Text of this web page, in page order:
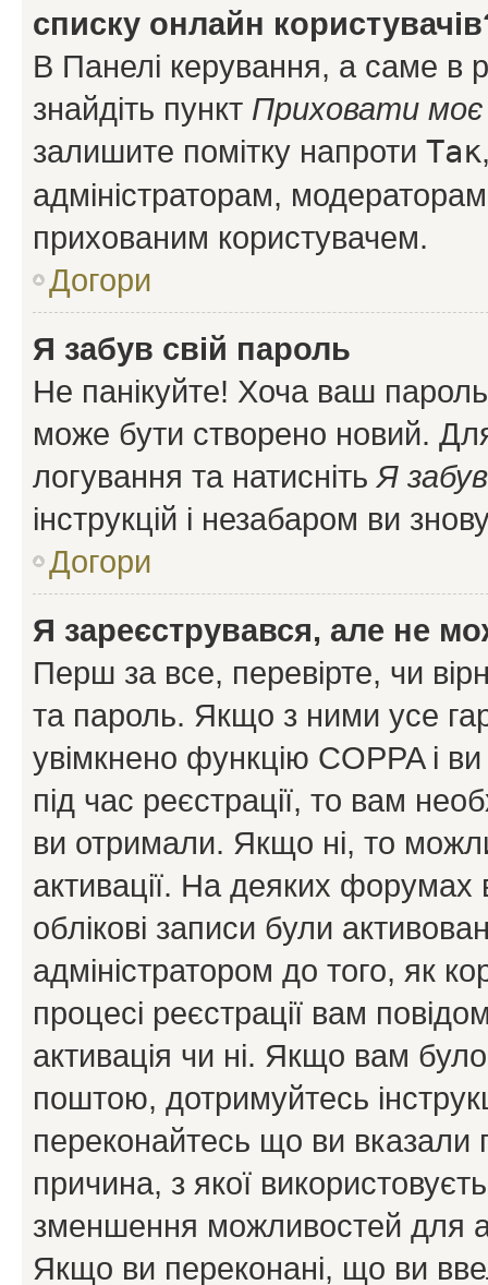
списку онлайн
В Панелі керування, а саме в
знайдіть пункт Приховати моє
залишите помітку напроти Так
адміністраторам,
прихованим користувачем.
Догори
Я забув свій пароль
Не панікуйте! Хоча ваш
може бути створено новий.
логування та натисніть Я
інструкцій і незабаром ви
Догори
Я зареєструвався, але не
Перш за все, перевірте, чи
та пароль. Якщо з ними усе
увімкнено функцію COPPA і
під час реєстрації, то вам
ви отримали. Якщо ні, то
активації. На деяких форумах
облікові записи були
адміністратором до того, як
процесі реєстрації вам
активація чи ні. Якщо вам
поштою, дотримуйтесь
переконайтесь що ви
причина, з якої
зменшення можливостей для
Якщо ви переконані, що ви